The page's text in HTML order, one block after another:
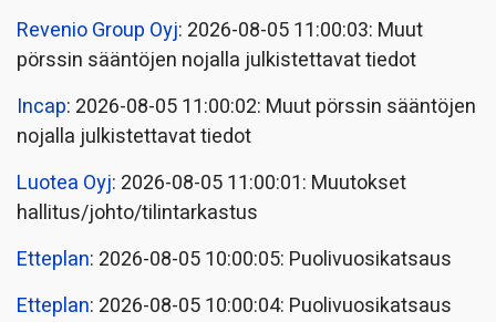
Revenio Group Oyj: 2026-08-05 11:00:03: Muut
pörssin sääntöjen nojalla julkistettavat tiedot
Incap: 2026-08-05 11:00:02: Muut pörssin sääntöjen
nojalla julkistettavat tiedot
Luotea Oyj: 2026-08-05 11:00:01: Muutokset
hallitus/johto/tilintarkastus
Etteplan: 2026-08-05 10:00:05: Puolivuosikatsaus
Etteplan: 2026-08-05 10:00:04: Puolivuosikatsaus